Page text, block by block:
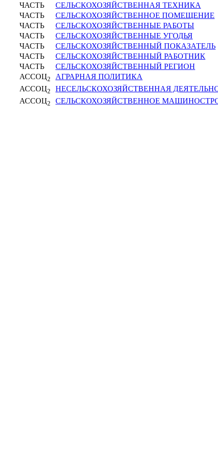
ЧАСТЬ
СЕЛЬСКОХОЗЯЙСТВЕННАЯ ТЕХНИКА
ЧАСТЬ
СЕЛЬСКОХОЗЯЙСТВЕННОЕ ПОМЕЩЕНИЕ
ЧАСТЬ
СЕЛЬСКОХОЗЯЙСТВЕННЫЕ РАБОТЫ
ЧАСТЬ
СЕЛЬСКОХОЗЯЙСТВЕННЫЕ УГОДЬЯ
ЧАСТЬ
СЕЛЬСКОХОЗЯЙСТВЕННЫЙ ПОКАЗАТЕЛЬ
ЧАСТЬ
СЕЛЬСКОХОЗЯЙСТВЕННЫЙ РАБОТНИК
ЧАСТЬ
СЕЛЬСКОХОЗЯЙСТВЕННЫЙ РЕГИОН
АССОЦ2
АГРАРНАЯ ПОЛИТИКА
АССОЦ2
НЕСЕЛЬСКОХОЗЯЙСТВЕННАЯ
АССОЦ2 СЕЛЬСКОХОЗЯЙСТВЕННОЕ